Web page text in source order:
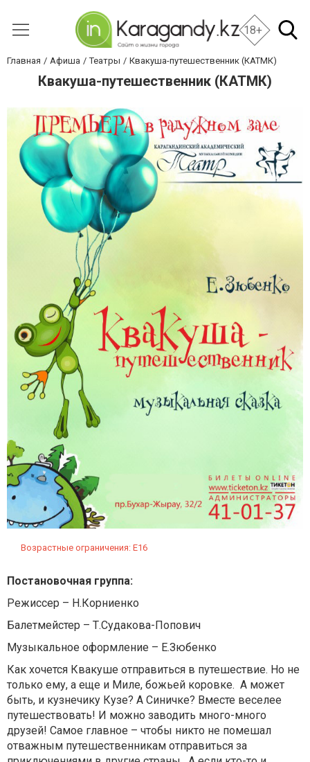
18+
Главная Афиша Театры Квакуша-путешественник (КАТМК)
Квакуша-путешественник (КАТМК)
Возрастные ограничения: Е16
Постановочная группа:
Режиссер – Н.Корниенко
Балетмейстер – Т.Судакова-Попович
Музыкальное оформление – Е.Зюбенко
Как хочется Квакуше отправиться в путешествие. Но не
только ему, а еще и Миле, божьей коровке. А может
быть, и кузнечику Кузе? А Синичке? Вместе веселее
путешествовать! И можно заводить много-много
друзей! Самое главное – чтобы никто не помешал
отважным путешественникам отправиться за